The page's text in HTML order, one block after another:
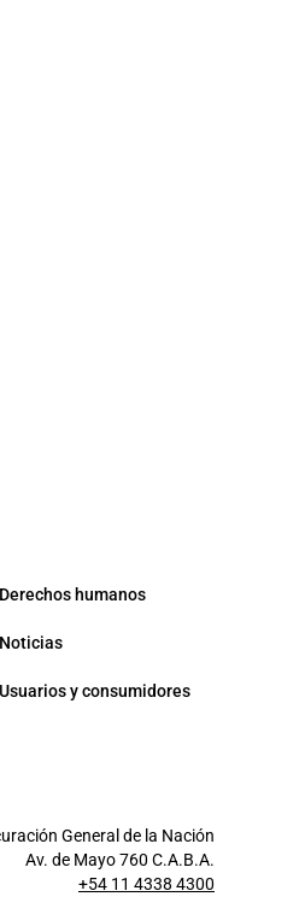
Derechos humanos
Noticias
Usuarios y consumidores
General de la Nación
Av. de Mayo 760 C.A.B.A.
+54 11 4338 4300